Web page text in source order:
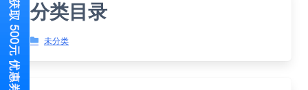
分类目录
未分类